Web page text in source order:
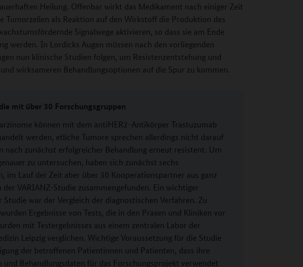
Heilung. Offenbar wirkt das Medikament nach einiger Zeit
Tumorzellen als Reaktion auf den Wirkstoff die Produktion des
Signalwege aktivieren, so dass sie am Ende
werden. In Lordicks Augen müssen nach den vorliegenden
nun klinische Studien folgen, um Resistenzentstehung und
wirksameren Behandlungsoptionen auf die Spur zu kommen.
mit über 30 Forschungsgruppen
können mit dem antiHER2-Antikörper Trastuzumab
werden, etliche Tumore sprechen allerdings nicht darauf
nach zunächst erfolgreicher Behandlung erneut resistent. Um
zu untersuchen, haben sich zunächst sechs
im Lauf der Zeit aber über 30 Kooperationspartner aus ganz
der VARIANZ-Studie zusammengefunden. Ein wichtiger
Studie war der Vergleich der diagnostischen Verfahren. Zu
Ergebnisse von Tests, die in den Praxen und Kliniken vor
mit Testergebnisses aus einem zentralen Labor der
Leipzig verglichen. Wichtige Voraussetzung für die Studie
der betroffenen Patientinnen und Patienten, dass ihre
und Behandlungsdaten für das Forschungsprojekt verwendet